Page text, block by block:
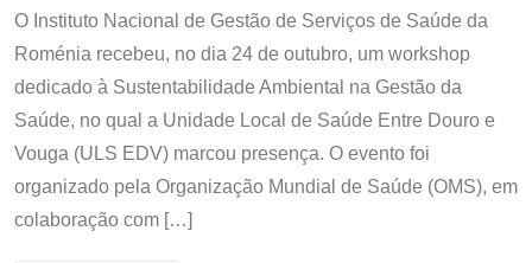
O Instituto Nacional de Gestão de Serviços de Saúde da
Roménia recebeu, no dia 24 de outubro, um workshop
dedicado à Sustentabilidade Ambiental na Gestão da
Saúde, no qual a Unidade Local de Saúde Entre Douro e
Vouga (ULS EDV) marcou presença. O evento foi
organizado pela Organização Mundial de Saúde (OMS), em
colaboração com […]